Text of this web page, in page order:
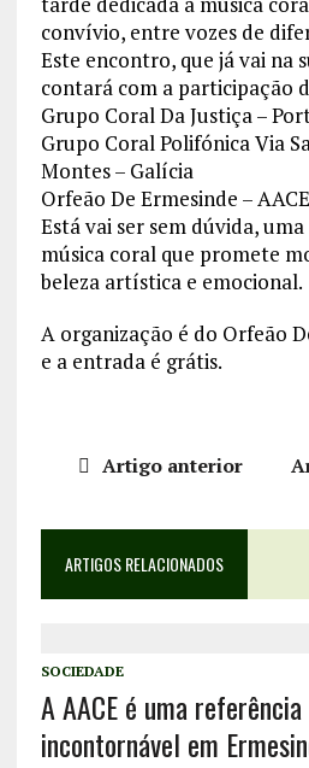
convívio, entre vozes de
Este encontro, que já vai na
contará com a participação
Grupo Coral Da Justiça –
Grupo Coral Polifónica Via
Montes – Galícia
Orfeão De Ermesinde – AACE
Está vai ser sem dúvida,
música coral que promete
beleza artística e emocional.
A organização é do Orfeão
e a entrada é grátis.
Artigo anterior
ARTIGOS RELACIONADOS
SOCIEDADE
A AACE é uma
incontornável em